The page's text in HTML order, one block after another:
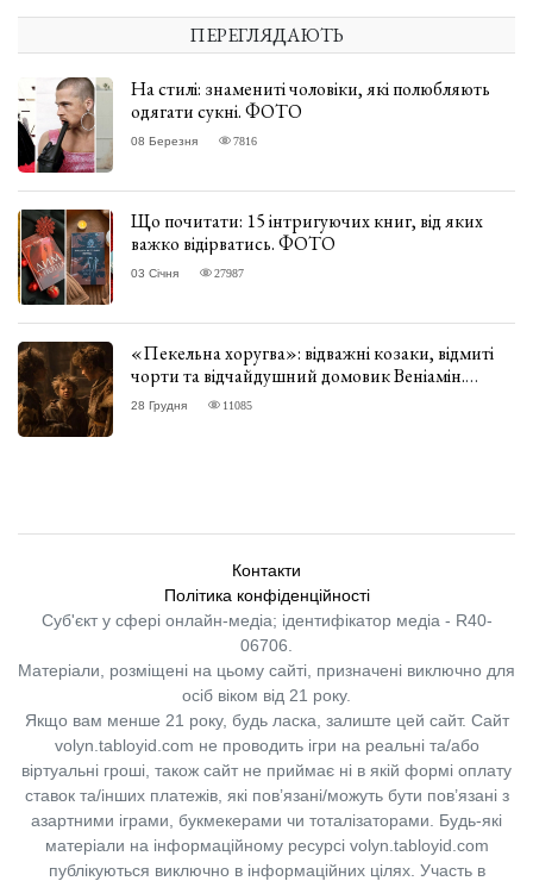
ПЕРЕГЛЯДАЮТЬ
На стилі: знамениті чоловіки, які полюбляють
одягати сукні. ФОТО
08 Березня 7816
Що почитати: 15 інтригуючих книг, від яких
важко відірватись. ФОТО
03 Січня 27987
«Пекельна хоругва»: відважні козаки, відмиті
чорти та відчайдушний домовик Веніамін.
ВІДГУК
28 Грудня 11085
Контакти
Політика конфіденційності
Суб'єкт у сфері онлайн-медіа; ідентифікатор медіа - R40-
06706.
Матеріали, розміщені на цьому сайті, призначені виключно для
осіб віком від 21 року.
Якщо вам менше 21 року, будь ласка, залиште цей сайт. Сайт
volyn.tabloyid.com не проводить ігри на реальні та/або
віртуальні гроші, також сайт не приймає ні в якій формі оплату
ставок та/інших платежів, які пов’язані/можуть бути пов’язані з
азартними іграми, букмекерами чи тоталізаторами. Будь-які
матеріали на інформаційному ресурсі volyn.tabloyid.com
публікуються виключно в інформаційних цілях. Участь в